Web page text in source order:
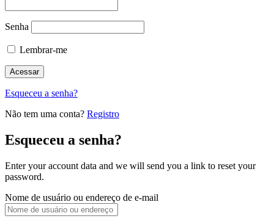
Senha
Lembrar-me
Esqueceu a senha?
Não tem uma conta? Registro
Esqueceu a senha?
Enter your account data and we will send you a link to reset your
password.
Nome de usuário ou endereço de e-mail